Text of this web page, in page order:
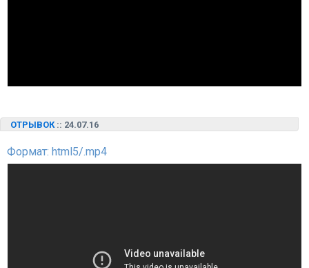
ОТРЫВОК :: 24.07.16
Формат: html5/.mp4